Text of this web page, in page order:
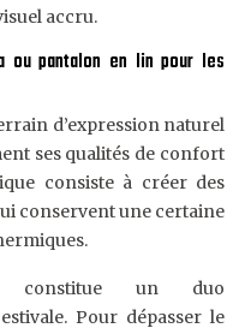
accru.
ou pantalon en lin pour les
d’expression naturel
ses qualités de confort
consiste à créer des
conservent une certaine
constitue un duo
Pour dépasser le